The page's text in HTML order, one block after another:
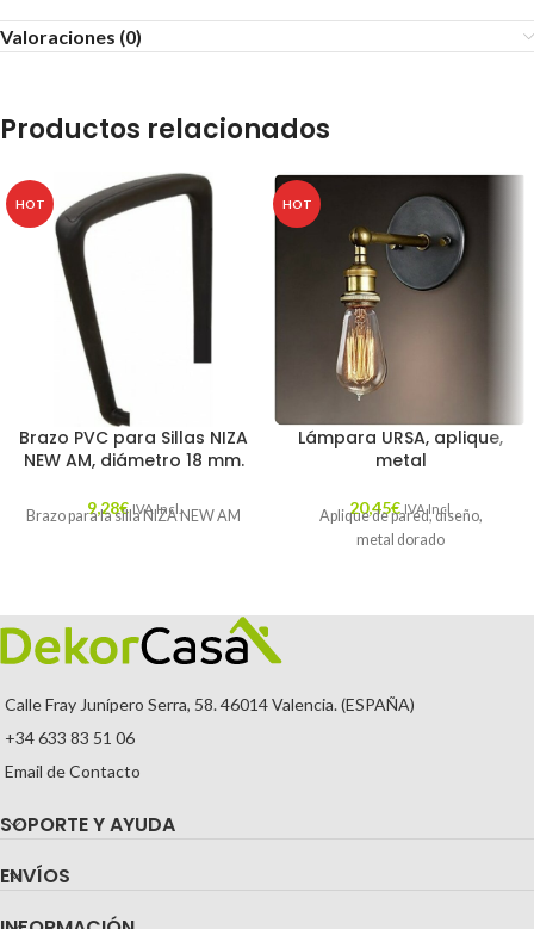
Valoraciones (0)
Productos relacionados
HOT
Brazo PVC para Sillas NIZA
NEW AM, diámetro 18 mm.
9,28€ IVA Incl.
Brazo para la silla NIZA NEW AM
HOT
Lámpara URSA, aplique,
metal
20,45€ IVA Incl.
Aplique de pared, diseño,
metal dorado
Calle Fray Junípero Serra, 58. 46014 Valencia. (ESPAÑA)
+34 633 83 51 06
Email de Contacto
SOPORTE Y AYUDA
ENVÍOS